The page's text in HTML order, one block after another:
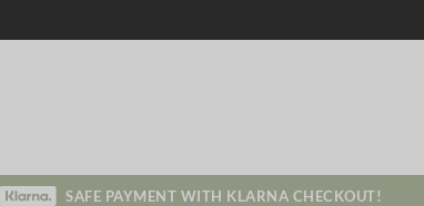
SAFE PAYMENT WITH KLARNA CHECKOUT!